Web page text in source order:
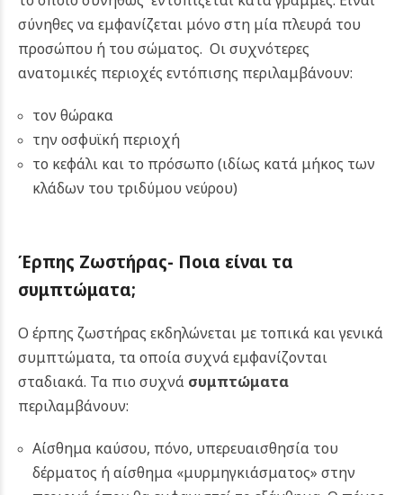
σύνηθες να εμφανίζεται μόνο στη μία πλευρά του
προσώπου ή του σώματος. Οι συχνότερες
ανατομικές περιοχές εντόπισης περιλαμβάνουν:
τον θώρακα
την οσφυϊκή περιοχή
το κεφάλι και το πρόσωπο (ιδίως κατά μήκος των
κλάδων του τριδύμου νεύρου)
Έρπης Ζωστήρας- Ποια είναι τα
συμπτώματα;
Ο έρπης ζωστήρας εκδηλώνεται με τοπικά και γενικά
συμπτώματα, τα οποία συχνά εμφανίζονται
σταδιακά. Τα πιο συχνά συμπτώματα
περιλαμβάνουν:
Αίσθημα καύσου, πόνο, υπερευαισθησία του
δέρματος ή αίσθημα «μυρμηγκιάσματος» στην